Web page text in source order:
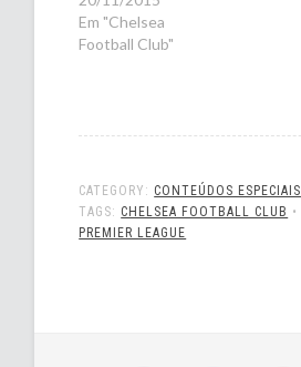
Em "Chelsea
Football Club"
CATEGORY: CONTEÚDOS ESPECIAIS
TAGS: CHELSEA FOOTBALL CLUB •
PREMIER LEAGUE